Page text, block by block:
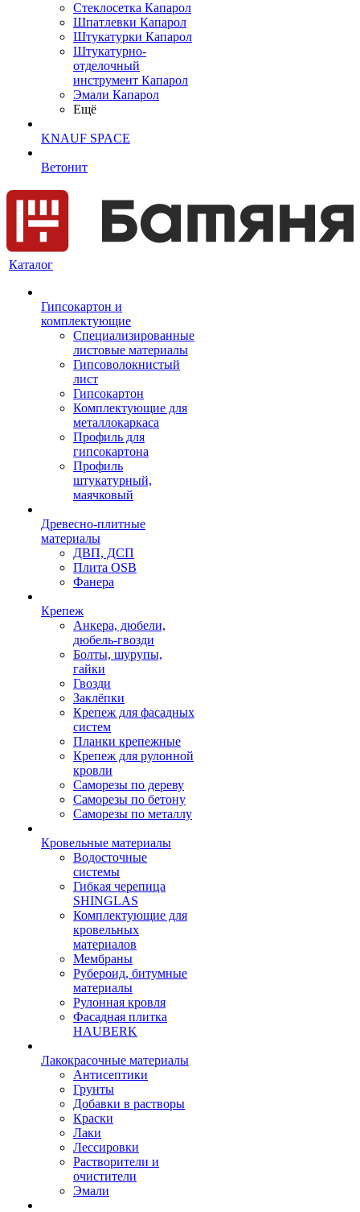
Cтеклосетка Капарол
Шпатлевки Капарол
Штукатурки Капарол
Штукатурно-
отделочный
инструмент Капарол
Эмали Капарол
Ещё
KNAUF SPACE
Ветонит
Каталог
Гипсокартон и
комплектующие
Специализированные
листовые материалы
Гипсоволокнистый
лист
Гипсокартон
Комплектующие для
металлокаркаса
Профиль для
гипсокартона
Профиль
штукатурный,
маячковый
Древесно-плитные
материалы
ДВП, ДСП
Плита OSB
Фанера
Крепеж
Анкера, дюбели,
дюбель-гвозди
Болты, шурупы,
гайки
Гвозди
Заклёпки
Крепеж для фасадных
систем
Планки крепежные
Крепеж для рулонной
кровли
Саморезы по дереву
Саморезы по бетону
Саморезы по металлу
Кровельные материалы
Водосточные
системы
Гибкая черепица
SHINGLAS
Комплектующие для
кровельных
материалов
Мембраны
Рубероид, битумные
материалы
Рулонная кровля
Фасадная плитка
HAUBERK
Лакокрасочные материалы
Антисептики
Грунты
Добавки в растворы
Краски
Лаки
Лессировки
Растворители и
очистители
Эмали